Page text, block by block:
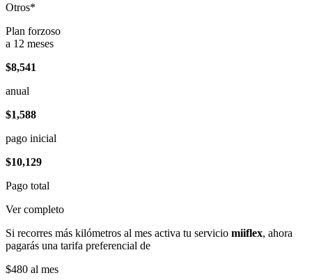
Otros*
Plan forzoso
a 12 meses
$8,541
anual
$1,588
pago inicial
$10,129
Pago total
Ver completo
Si recorres más kilómetros al mes activa tu servicio miiflex, ahora
pagarás una tarifa preferencial de
$480 al mes